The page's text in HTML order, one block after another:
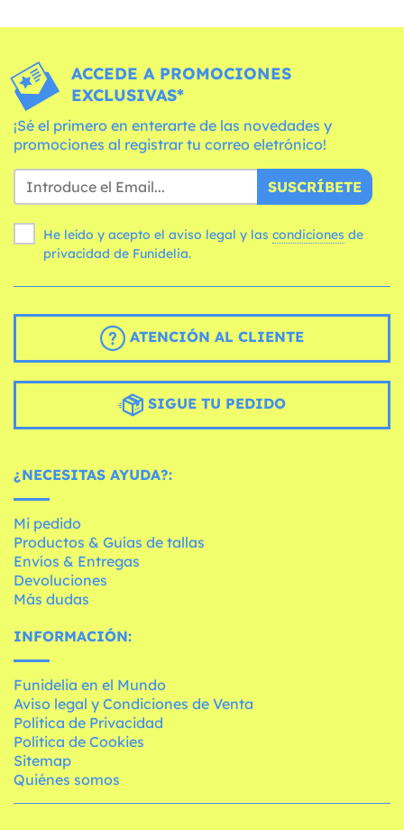
ACCEDE A PROMOCIONES
EXCLUSIVAS*
¡Sé el primero en enterarte de las novedades y
promociones al registrar tu correo eletrónico!
SUSCRÍBETE
He leído y acepto el aviso legal y las condiciones
privacidad de Funidelia.
ATENCIÓN AL CLIENTE
SIGUE TU PEDIDO
¿NECESITAS AYUDA?:
Mi pedido
Productos & Guías de tallas
Envíos & Entregas
Devoluciones
Más dudas
INFORMACIÓN:
Funidelia en el Mundo
Aviso legal y Condiciones de Venta
Política de Privacidad
Política de Cookies
Sitemap
Quiénes somos